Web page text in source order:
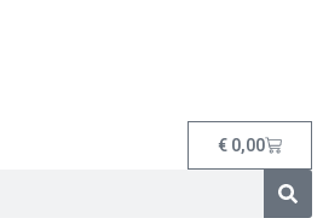
€ 0,00